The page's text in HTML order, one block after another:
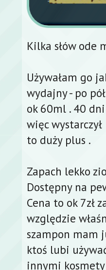
Kilka słów ode
Używałam go
wydajny - po
ok 60ml . 40
więc
to duży plus .
Zapach lekko
Dostępny na
Cena to ok 7zł
względzie
szampon mam
ktoś lubi
innymi